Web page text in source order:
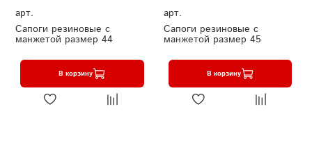
арт.
Сапоги резиновые с
манжетой размер 44
В корзину
арт.
Сапоги резиновые с
манжетой размер 45
В корзину